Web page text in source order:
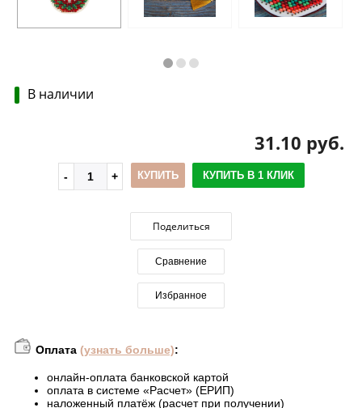
В наличии
31.10 руб.
КУПИТЬ КУПИТЬ В 1 КЛИК
Поделиться
Сравнение
Избранное
Оплата (узнать больше):
онлайн-оплата банковской картой
оплата в системе «Расчет» (ЕРИП)
наложенный платёж (расчет при получении)